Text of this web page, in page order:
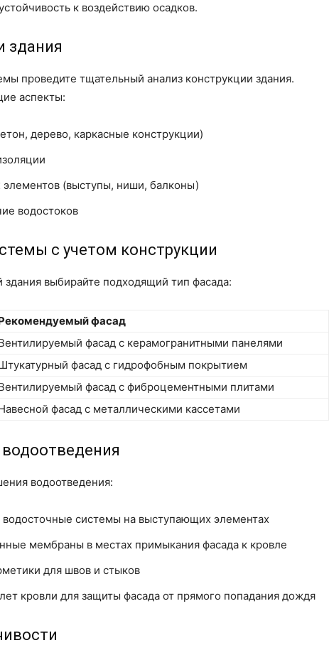
к воздействию осадков.
здания
проведите тщательный анализ конструкции здания.
аспекты:
дерево, каркасные конструкции)
элементов (выступы, ниши, балконы)
водостоков
с учетом конструкции
здания выбирайте подходящий тип фасада:
фасад
фасад с керамогранитными панелями
фасад с гидрофобным покрытием
фасад с фиброцементными плитами
фасад с металлическими кассетами
водоотведения:
водосточные системы на выступающих элементах
мембраны в местах примыкания фасада к кровле
для швов и стыков
кровли для защиты фасада от прямого попадания дождя